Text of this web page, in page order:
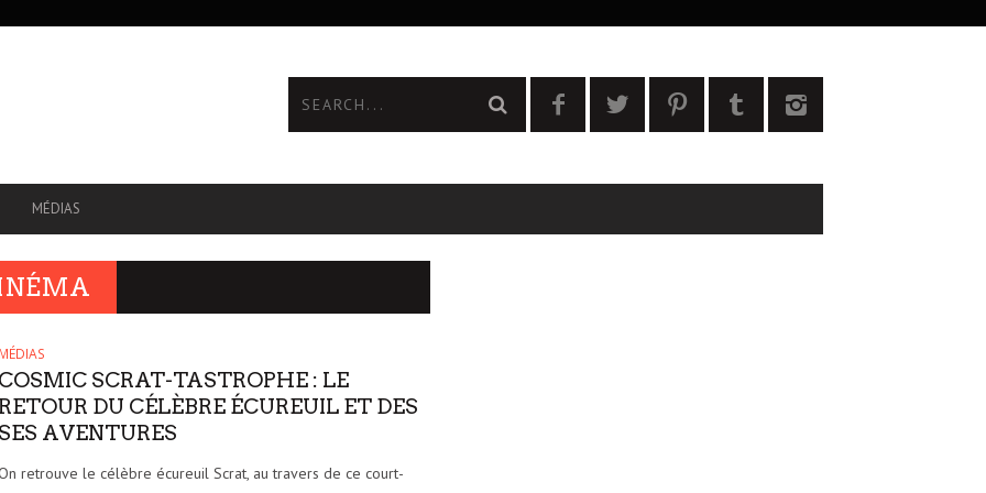
MÉDIAS
MÉDIAS
COSMIC SCRAT-TASTROPHE : LE
RETOUR DU CÉLÈBRE ÉCUREUIL ET DES
SES AVENTURES
retrouve le célèbre écureuil Scrat, au travers de ce court-